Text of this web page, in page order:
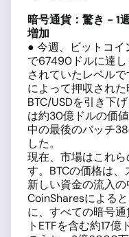
暗号通貨：驚き - 1
増加
● 今週、ビットコ
で67490ドルに達し
されていたレベル
によって押収された
BTC/USDを引き下
は約30億ドルの価
中の最後のバッチ
した。
現在、市場はこれ
す。BTCの価格は
新しい資金の流入の
CoinSharesによる
に、すべての暗号
トETFを含む約17